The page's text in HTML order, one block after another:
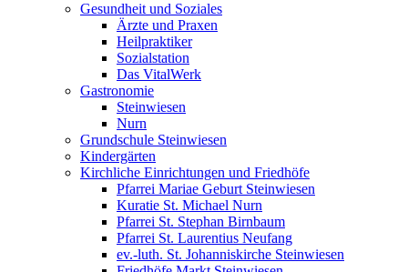
Gesundheit und Soziales
Ärzte und Praxen
Heilpraktiker
Sozialstation
Das VitalWerk
Gastronomie
Steinwiesen
Nurn
Grundschule Steinwiesen
Kindergärten
Kirchliche Einrichtungen und Friedhöfe
Pfarrei Mariae Geburt Steinwiesen
Kuratie St. Michael Nurn
Pfarrei St. Stephan Birnbaum
Pfarrei St. Laurentius Neufang
ev.-luth. St. Johanniskirche Steinwiesen